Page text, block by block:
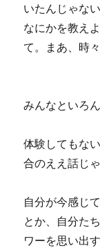
いたんじゃない
なにかを教え
て。まあ、時
みんなといろ
体験してもな
合のええ話じゃ
自分が今感じ
とか、自分た
ワーを思い出